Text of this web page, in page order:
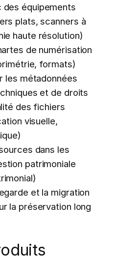
des équipements
plats, scanners à
haute résolution)
de numérisation
formats)
les métadonnées
et de droits
des fichiers
visuelle,
dans les
patrimoniale
et la migration
la préservation long